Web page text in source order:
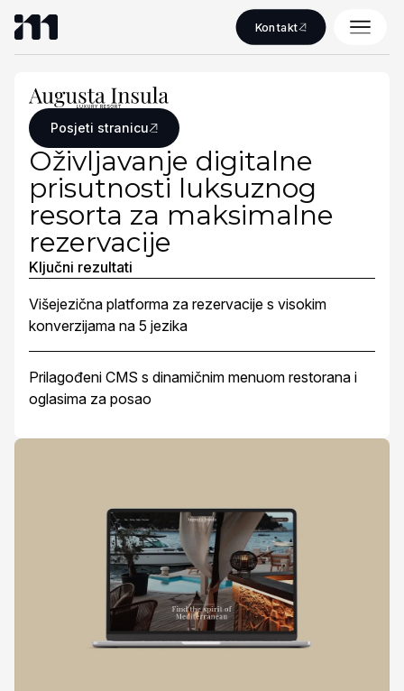
Kontakt
Posjeti stranicu
Oživljavanje digitalne
prisutnosti luksuznog
resorta za maksimalne
rezervacije
Ključni rezultati
Višejezična platforma za rezervacije s visokim
konverzijama na 5 jezika
Prilagođeni CMS s dinamičnim menuom restorana i
oglasima za posao